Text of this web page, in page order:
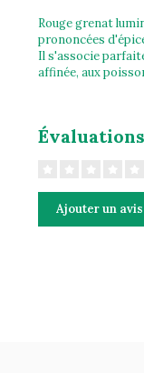
Rouge grenat
prononcées
Il s'associe
affinée, aux
Évaluations
Ajouter un avis